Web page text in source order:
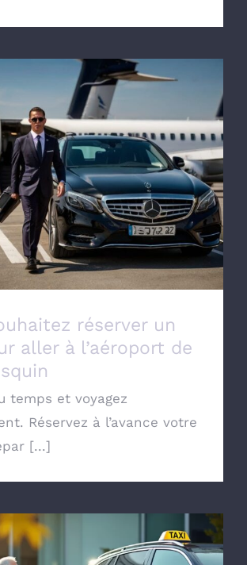
réserver un taxi pour aller
de Lille Lesquin
réserver un
aller à l’aéroport de
temps et voyagez
Réservez à l’avance votre
[...]